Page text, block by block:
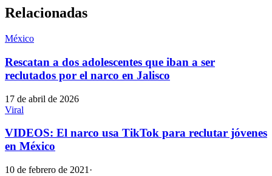
Relacionadas
México
Rescatan a dos adolescentes que iban a ser
reclutados por el narco en Jalisco
17 de abril de 2026
Viral
VIDEOS: El narco usa TikTok para reclutar jóvenes
en México
10 de febrero de 2021 ·